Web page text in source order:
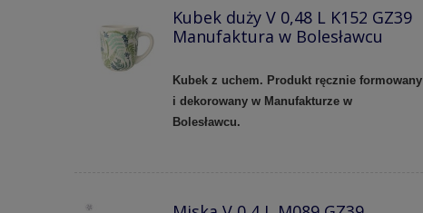
Kubek duży V 0,48 L K152 GZ39
Manufaktura w Bolesławcu
Kubek z uchem. Produkt ręcznie formowany
i dekorowany w Manufakturze w
Bolesławcu.